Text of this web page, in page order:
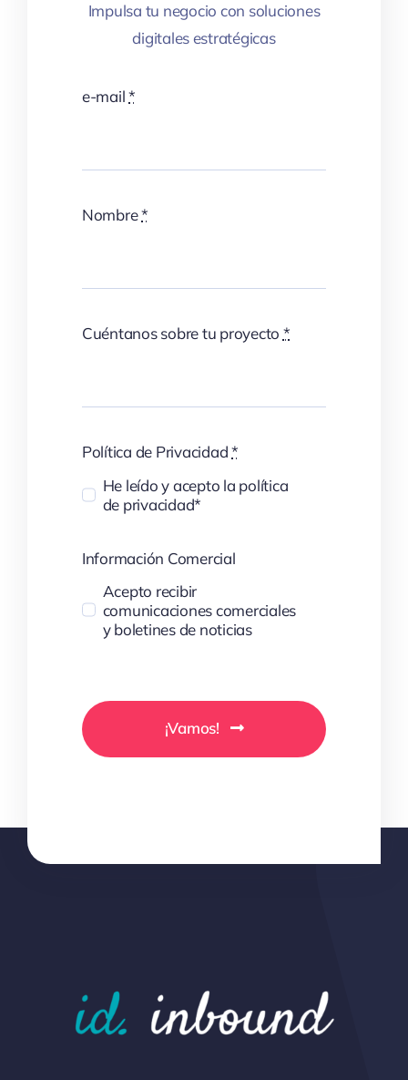
Impulsa tu negocio con soluciones
digitales estratégicas
e-mail*
Nombre*
Cuéntanos sobre tu proyecto *
Política de Privacidad*
He leído y acepto la política
de privacidad*
Información Comercial
Acepto recibir
comunicaciones comerciales
y boletines de noticias
¡Vamos!